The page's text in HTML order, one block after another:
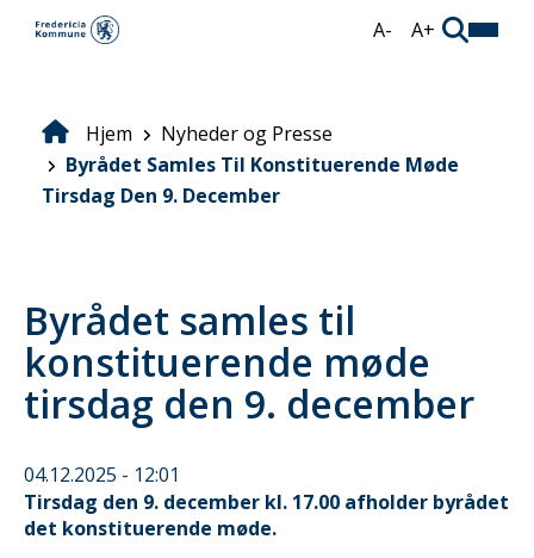
A- A+
Brødkrumme
Hjem
Nyheder og Presse
Byrådet Samles Til Konstituerende Møde
Tirsdag Den 9. December
Byrådet samles til
konstituerende møde
tirsdag den 9. december
04.12.2025 - 12:01
Tirsdag den 9. december kl. 17.00 afholder byrådet
det konstituerende møde.